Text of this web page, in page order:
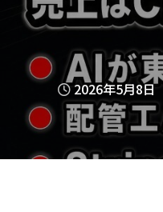
2026年5月8日